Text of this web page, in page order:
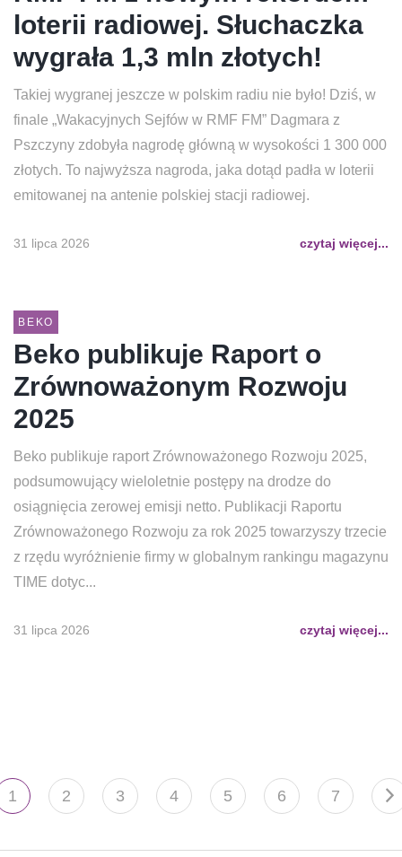
loterii radiowej. Słuchaczka
wygrała 1,3 mln złotych!
Takiej wygranej jeszcze w polskim radiu nie było! Dziś, w
finale „Wakacyjnych Sejfów w RMF FM” Dagmara z
Pszczyny zdobyła nagrodę główną w wysokości 1 300 000
złotych. To najwyższa nagroda, jaka dotąd padła w loterii
emitowanej na antenie polskiej stacji radiowej.
31 lipca 2026 czytaj więcej...
BEKO
Beko publikuje Raport o
Zrównoważonym Rozwoju
2025
Beko publikuje raport Zrównoważonego Rozwoju 2025,
podsumowujący wieloletnie postępy na drodze do
osiągnięcia zerowej emisji netto. Publikacji Raportu
Zrównoważonego Rozwoju za rok 2025 towarzyszy trzecie
z rzędu wyróżnienie firmy w globalnym rankingu magazynu
TIME dotyc...
31 lipca 2026 czytaj więcej...
1 2 3 4 5 6 7